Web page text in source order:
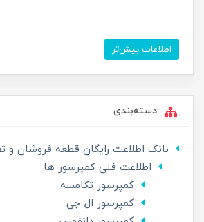
اطلاعات بیش‌تر
دسته‌بندی
بانک اطلاعت رایگان قطعه فروشان و
اطلاعت فنی کمپرسور ها
کمپرسور تکامسه
کمپرسور ال جی